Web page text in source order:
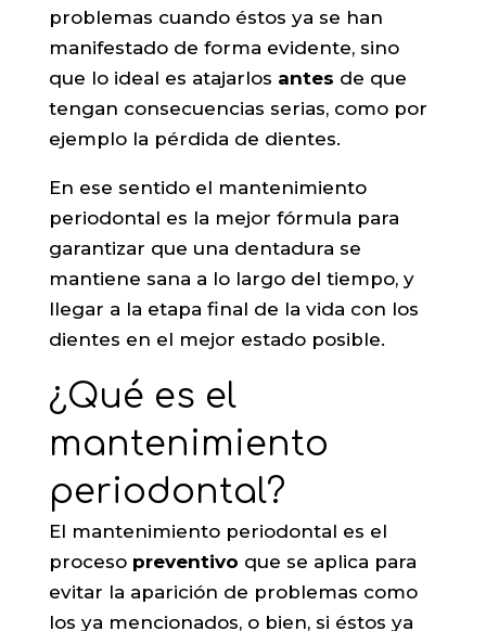
problemas cuando éstos ya se han
manifestado de forma evidente, sino
que lo ideal es atajarlos antes de que
tengan consecuencias serias, como por
ejemplo la pérdida de dientes.
En ese sentido el mantenimiento
periodontal es la mejor fórmula para
garantizar que una dentadura se
mantiene sana a lo largo del tiempo, y
llegar a la etapa final de la vida con los
dientes en el mejor estado posible.
¿Qué es el
mantenimiento
periodontal?
El mantenimiento periodontal es el
proceso preventivo que se aplica para
evitar la aparición de problemas como
los ya mencionados, o bien, si éstos ya